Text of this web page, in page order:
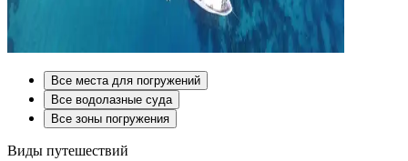
Все места для погружений
Все водолазные суда
Все зоны погружения
Виды путешествий